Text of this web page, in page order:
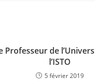
Professeur de
l’ISTO
5 février 2019